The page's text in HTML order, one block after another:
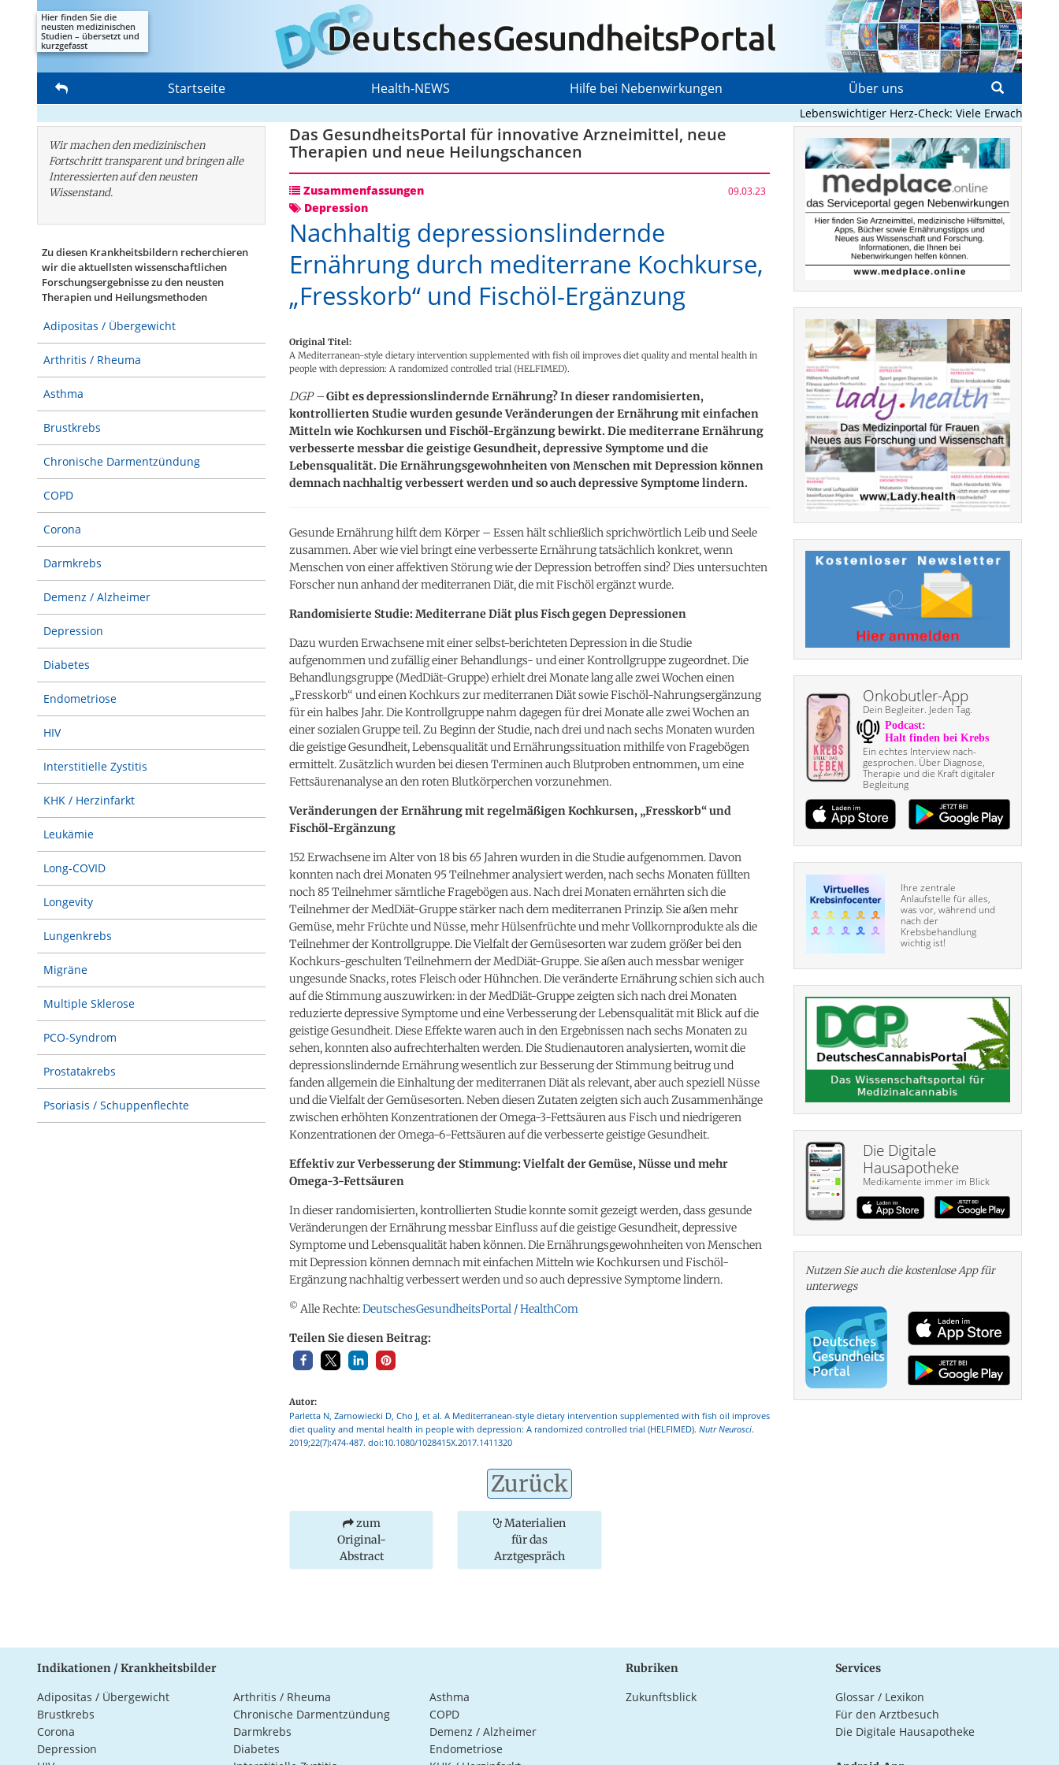
Hier finden Sie die
neusten medizinischen
Studien – übersetzt und
kurzgefasst
Startseite Health-NEWS Hilfe bei Nebenwirkungen Über uns
Lebenswichtiger Herz-Check: Viele Erwachsene
Wir machen den medizinischen
Fortschritt transparent und bringen alle
Interessierten auf den neusten
Wissenstand.
Zu diesen Krankheitsbildern recherchieren
wir die aktuellsten wissenschaftlichen
Forschungs­ergebnisse zu den neusten
Therapien und Heilungsmethoden
Adipositas / Übergewicht
Arthritis / Rheuma
Asthma
Brustkrebs
Chronische Darmentzündung
COPD
Corona
Darmkrebs
Demenz / Alzheimer
Depression
Diabetes
Endometriose
HIV
Interstitielle Zystitis
KHK / Herzinfarkt
Leukämie
Long-COVID
Longevity
Lungenkrebs
Migräne
Multiple Sklerose
PCO-Syndrom
Prostatakrebs
Psoriasis / Schuppenflechte
Das GesundheitsPortal für innovative Arzneimittel, neue
Therapien und neue Heilungschancen
Zusammenfassungen 09.03.23
Depression
Nachhaltig depressionslindernde
Ernährung durch mediterrane Kochkurse,
„Fresskorb“ und Fischöl-Ergänzung
Original Titel:
A Mediterranean-style dietary intervention supplemented with fish oil improves diet quality and mental health in
people with depression: A randomized controlled trial (HELFIMED).
DGP –Gibt es depressionslindernde Ernährung? In dieser randomisierten,
kontrollierten Studie wurden gesunde Veränderungen der Ernährung mit einfachen
Mitteln wie Kochkursen und Fischöl-Ergänzung bewirkt. Die mediterrane Ernährung
verbesserte messbar die geistige Gesundheit, depressive Symptome und die
Lebensqualität. Die Ernährungsgewohnheiten von Menschen mit Depression können
demnach nachhaltig verbessert werden und so auch depressive Symptome lindern.
Gesunde Ernährung hilft dem Körper – Essen hält schließlich sprichwörtlich Leib und Seele
zusammen. Aber wie viel bringt eine verbesserte Ernährung tatsächlich konkret, wenn
Menschen von einer affektiven Störung wie der Depression betroffen sind? Dies untersuchten
Forscher nun anhand der mediterranen Diät, die mit Fischöl ergänzt wurde.
Randomisierte Studie: Mediterrane Diät plus Fisch gegen Depressionen
Dazu wurden Erwachsene mit einer selbst-berichteten Depression in die Studie
aufgenommen und zufällig einer Behandlungs- und einer Kontrollgruppe zugeordnet. Die
Behandlungsgruppe (MedDiät-Gruppe) erhielt drei Monate lang alle zwei Wochen einen
„Fresskorb“ und einen Kochkurs zur mediterranen Diät sowie Fischöl-Nahrungsergänzung
für ein halbes Jahr. Die Kontrollgruppe nahm dagegen für drei Monate alle zwei Wochen an
einer sozialen Gruppe teil. Zu Beginn der Studie, nach drei und nach sechs Monaten wurden
die geistige Gesundheit, Lebensqualität und Ernährungssituation mithilfe von Fragebögen
ermittelt. Zusätzlich wurden bei diesen Terminen auch Blutproben entnommen, um eine
Fettsäurenanalyse an den roten Blutkörperchen vorzunehmen.
Veränderungen der Ernährung mit regelmäßigen Kochkursen, „Fresskorb“ und
Fischöl-Ergänzung
152 Erwachsene im Alter von 18 bis 65 Jahren wurden in die Studie aufgenommen. Davon
konnten nach drei Monaten 95 Teilnehmer analysiert werden, nach sechs Monaten füllten
noch 85 Teilnehmer sämtliche Fragebögen aus. Nach drei Monaten ernährten sich die
Teilnehmer der MedDiät-Gruppe stärker nach dem mediterranen Prinzip. Sie aßen mehr
Gemüse, mehr Früchte und Nüsse, mehr Hülsenfrüchte und mehr Vollkornprodukte als die
Teilnehmer der Kontrollgruppe. Die Vielfalt der Gemüsesorten war zudem größer bei den
Kochkurs-geschulten Teilnehmern der MedDiät-Gruppe. Sie aßen auch messbar weniger
ungesunde Snacks, rotes Fleisch oder Hühnchen. Die veränderte Ernährung schien sich auch
auf die Stimmung auszuwirken: in der MedDiät-Gruppe zeigten sich nach drei Monaten
reduzierte depressive Symptome und eine Verbesserung der Lebensqualität mit Blick auf die
geistige Gesundheit. Diese Effekte waren auch in den Ergebnissen nach sechs Monaten zu
sehen, konnten also aufrechterhalten werden. Die Studienautoren analysierten, womit die
depressionslindernde Ernährung wesentlich zur Besserung der Stimmung beitrug und
fanden allgemein die Einhaltung der mediterranen Diät als relevant, aber auch speziell Nüsse
und die Vielfalt der Gemüsesorten. Neben diesen Zutaten zeigten sich auch Zusammenhänge
zwischen erhöhten Konzentrationen der Omega-3-Fettsäuren aus Fisch und niedrigeren
Konzentrationen der Omega-6-Fettsäuren auf die verbesserte geistige Gesundheit.
Effektiv zur Verbesserung der Stimmung: Vielfalt der Gemüse, Nüsse und mehr
Omega-3-Fettsäuren
In dieser randomisierten, kontrollierten Studie konnte somit gezeigt werden, dass gesunde
Veränderungen der Ernährung messbar Einfluss auf die geistige Gesundheit, depressive
Symptome und Lebensqualität haben können. Die Ernährungsgewohnheiten von Menschen
mit Depression können demnach mit einfachen Mitteln wie Kochkursen und Fischöl-
Ergänzung nachhaltig verbessert werden und so auch depressive Symptome lindern.
© Alle Rechte:DeutschesGesundheitsPortal / HealthCom
Teilen Sie diesen Beitrag:
Autor:
Parletta N, Zarnowiecki D, Cho J, et al. A Mediterranean-style dietary intervention supplemented with fish oil improves
diet quality and mental health in people with depression: A randomized controlled trial (HELFIMED). Nutr Neurosci.
2019;22(7):474-487. doi:10.1080/1028415X.2017.1411320
Zurück
zum
Original-
Abstract
Materialien
für das
Arztgespräch
Onkobutler-App
Dein Begleiter. Jeden Tag.
Ein echtes Interview nach­
gesprochen. Über Diagnose,
Therapie und die Kraft digitaler
Begleitung
Ihre zentrale
Anlaufstelle für alles,
was vor, während und
nach der
Krebsbehandlung
wichtig ist!
Die Digitale
Hausapotheke
Medikamente immer im Blick
Nutzen Sie auch die kosten­lose App für
unterwegs
Indikationen / Krankheitsbilder
Adipositas / Übergewicht Arthritis / Rheuma
Asthma
Brustkrebs
Chronische Darmentzündung
COPD
Corona
Darmkrebs
Demenz / Alzheimer
Depression
Diabetes
Endometriose
Rubriken
Zukunftsblick
Services
Glossar / Lexikon
Für den Arztbesuch
Die Digitale Hausapotheke